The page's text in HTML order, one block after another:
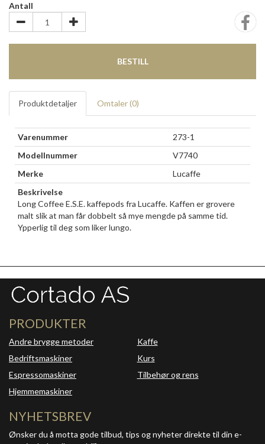
Antall
BESTILL
Produktdetaljer Omtaler (0)
Varenummer
273-1
Modellnummer
V7740
Merke
Lucaffe
Beskrivelse
Long Coffee E.S.E. kaffepods fra Lucaffe. Kaffen er grovere
malt slik at man får dobbelt så mye mengde på samme tid.
Ypperlig til deg som liker lungo.
PRODUKTER
Andre brygge metoder
Bedriftsmaskiner
Espressomaskiner
Hjemmemaskiner
Kaffe
Kurs
Tilbehør og rens
NYHETSBREV
Ønsker du å motta gode tilbud, tips og nyheter direkte til din e-